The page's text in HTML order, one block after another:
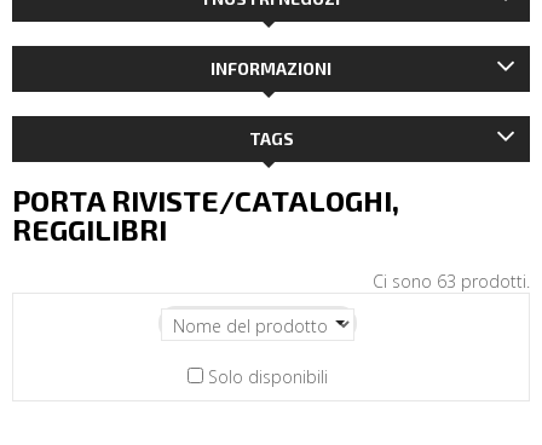
INFORMAZIONI
TAGS
PORTA RIVISTE/CATALOGHI,
REGGILIBRI
Ci sono 63 prodotti.
Solo disponibili